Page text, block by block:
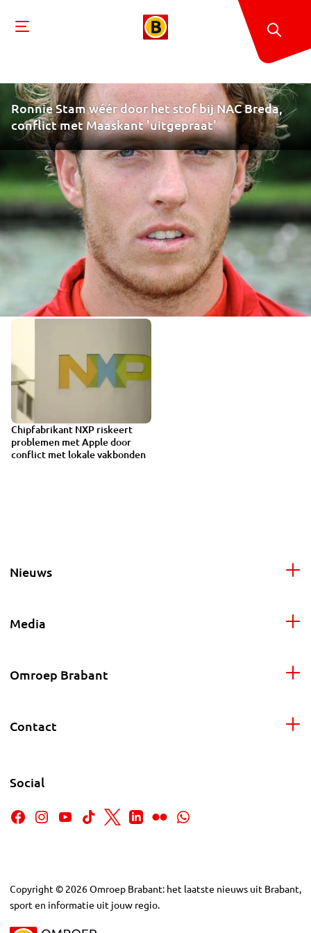
Ronnie Stam wéér door het stof bij NAC Breda,
conflict met Maaskant 'uitgepraat'
Chipfabrikant NXP riskeert
problemen met Apple door
conflict met lokale vakbonden
Nieuws
Media
Omroep Brabant
Contact
Social
Copyright © 2026Omroep Brabant: het laatste nieuws uit Brabant,
sport en informatie uit jouw regio.